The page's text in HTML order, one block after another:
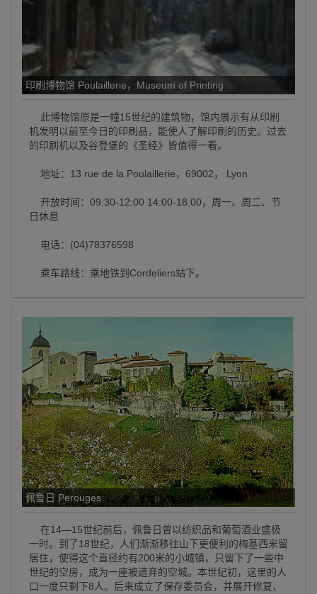
印刷博物馆 Poulaillerie，Museum of Printing
此博物馆原是一幢15世纪的建筑物，馆内展示有从印刷
机发明以前至今日的印刷品，能使人了解印刷的历史。过去
的印刷机以及谷登堡的《圣经》皆值得一看。
地址：13 rue de la Poulaillerie，69002， Lyon
开放时间：09:30-12:00 14:00-18:00，周一、周二、节
日休息
电话：(04)78376598
乘车路线：乘地铁到Cordeliers站下。
佩鲁日 Perouges
在14—15世纪前后，佩鲁日曾以纺织品和葡萄酒业盛极
一时。到了18世纪，人们渐渐移往山下更便利的梅基西米留
居住，使得这个直径约有200米的小城镇，只留下了一些中
世纪的空房，成为一座被遗弃的空城。本世纪初，这里的人
口一度只剩下8人。后来成立了保存委员会，并展开修复、